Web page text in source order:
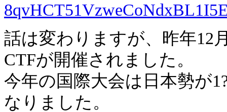
話は変わりますが、昨年12
CTFが開催されました。
今年の国際大会は日本勢が
なりました。